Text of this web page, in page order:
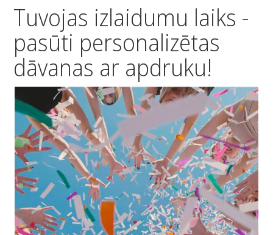
Tuvojas izlaidumu laiks -
pasūti personalizētas
dāvanas ar apdruku!